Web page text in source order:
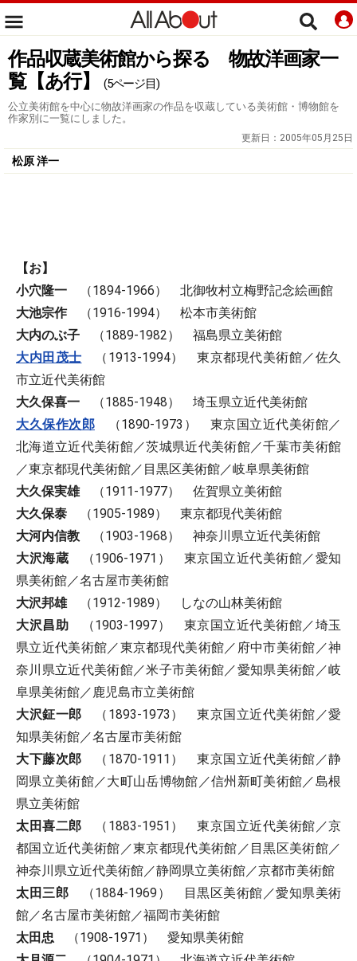
作品収蔵美術館から探る 物故洋画家一
覧【あ行】
(5ページ目)
公立美術館を中心に物故洋画家の作品を収蔵している美術館・博物館を
作家別に一覧にしました。
更新日： 2005年05月25日
松原 洋一
【お】
小穴隆一 （1894-1966） 北御牧村立梅野記念絵画館
大池宗作（1916-1994） 松本市美術館
大内のぶ子 （1889-1982） 福島県立美術館
大内田茂士 （1913-1994） 東京都現代美術館／佐久
市立近代美術館
大久保喜一 （1885-1948） 埼玉県立近代美術館
大久保作次郎 （1890-1973） 東京国立近代美術館／
北海道立近代美術館／茨城県近代美術館／千葉市美術館
／東京都現代美術館／目黒区美術館／岐阜県美術館
大久保実雄（1911-1977） 佐賀県立美術館
大久保泰 （1905-1989） 東京都現代美術館
大河内信教 （1903-1968） 神奈川県立近代美術館
大沢海蔵 （1906-1971） 東京国立近代美術館／愛知
県美術館／名古屋市美術館
大沢邦雄（1912-1989） しなの山林美術館
大沢昌助 （1903-1997） 東京国立近代美術館／埼玉
県立近代美術館／東京都現代美術館／府中市美術館／神
奈川県立近代美術館／米子市美術館／愛知県美術館／岐
阜県美術館／鹿児島市立美術館
大沢鉦一郎 （1893-1973） 東京国立近代美術館／愛
知県美術館／名古屋市美術館
大下藤次郎 （1870-1911） 東京国立近代美術館／静
岡県立美術館／大町山岳博物館／信州新町美術館／島根
県立美術館
太田喜二郎 （1883-1951） 東京国立近代美術館／京
都国立近代美術館／東京都現代美術館／目黒区美術館／
神奈川県立近代美術館／静岡県立美術館／京都市美術館
太田三郎 （1884-1969） 目黒区美術館／愛知県美術
館／名古屋市美術館／福岡市美術館
太田忠 （1908-1971） 愛知県美術館